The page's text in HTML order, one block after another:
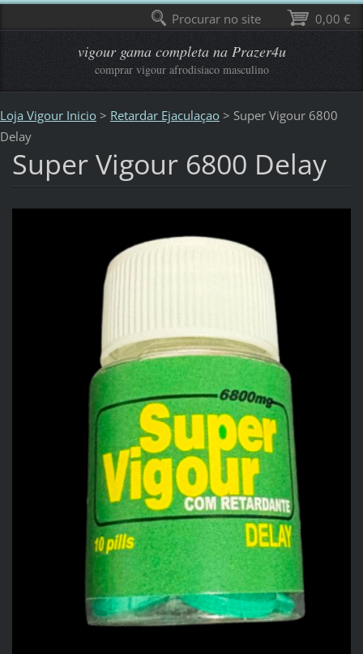
vigour gama completa na Prazer4u
comprar vigour afrodisiaco masculino
Loja Vigour Inicio > Retardar Ejaculaçao > Super Vigour 6800
Delay
Super Vigour 6800 Delay
0,00 €
Procurar no site